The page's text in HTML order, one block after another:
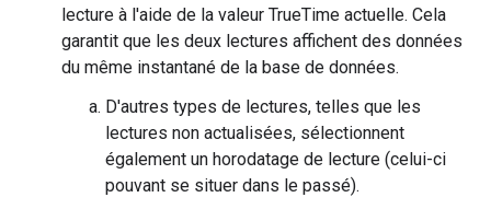
lecture à l'aide de la valeur TrueTime actuelle. Cela
garantit que les deux lectures affichent des données
du même instantané de la base de données.
D'autres types de lectures, telles que les
lectures non actualisées, sélectionnent
également un horodatage de lecture (celui-ci
pouvant se situer dans le passé).